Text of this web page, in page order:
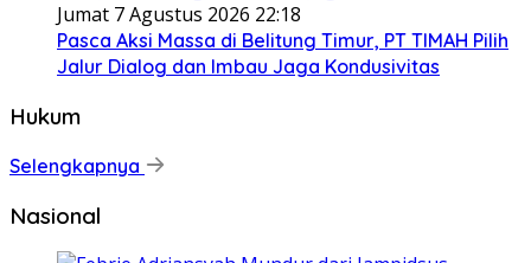
Jumat 7 Agustus 2026 22:18
Pasca Aksi Massa di Belitung Timur, PT TIMAH Pilih
Jalur Dialog dan Imbau Jaga Kondusivitas
Hukum
Selengkapnya
Nasional